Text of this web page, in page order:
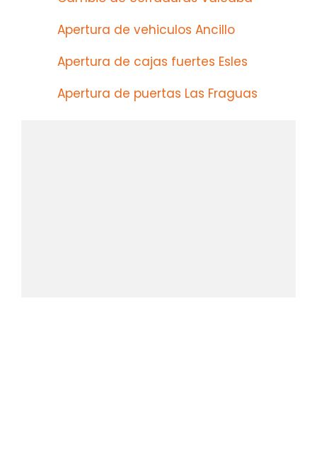
Apertura de vehiculos Ancillo
Apertura de cajas fuertes Esles
Apertura de puertas Las Fraguas